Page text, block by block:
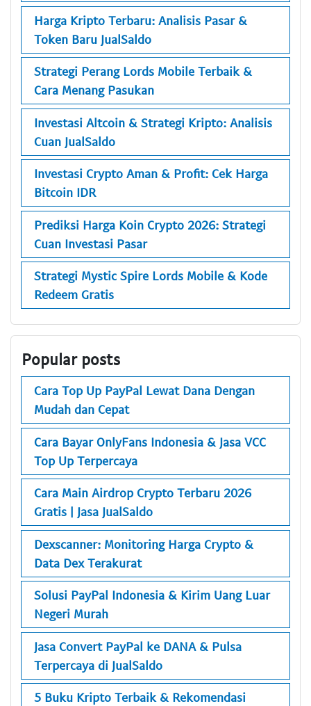
Harga Kripto Terbaru: Analisis Pasar &
Token Baru JualSaldo
Strategi Perang Lords Mobile Terbaik &
Cara Menang Pasukan
Investasi Altcoin & Strategi Kripto: Analisis
Cuan JualSaldo
Investasi Crypto Aman & Profit: Cek Harga
Bitcoin IDR
Prediksi Harga Koin Crypto 2026: Strategi
Cuan Investasi Pasar
Strategi Mystic Spire Lords Mobile & Kode
Redeem Gratis
Popular posts
Cara Top Up PayPal Lewat Dana Dengan
Mudah dan Cepat
Cara Bayar OnlyFans Indonesia & Jasa VCC
Top Up Terpercaya
Cara Main Airdrop Crypto Terbaru 2026
Gratis | Jasa JualSaldo
Dexscanner: Monitoring Harga Crypto &
Data Dex Terakurat
Solusi PayPal Indonesia & Kirim Uang Luar
Negeri Murah
Jasa Convert PayPal ke DANA & Pulsa
Terpercaya di JualSaldo
5 Buku Kripto Terbaik & Rekomendasi